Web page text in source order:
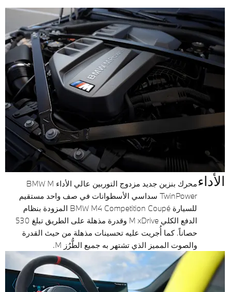
الأداء
محرك بنزين جديد مزدوج التوربين عالي الأداء BMW M
TwinPower سداسي الأسطوانات في صف واحد مستقيم
للسيارة BMW M4 Competition Coupé المزودة بنظام
الدفع الكلي M xDrive وقدرة مذهلة على الطريق تبلغ 530
حصاناً. كما أُجريت عليه تحسينات مذهلة من حيث القدرة
والصوت المميز الذي تشتهر به جميع الطُّرُز M.